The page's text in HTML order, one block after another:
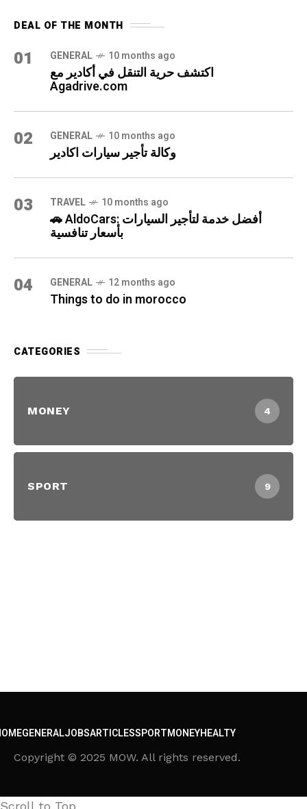
DEAL OF THE MONTH
01 GENERAL 10 months ago
اكتشف حرية التنقل في أكادير مع
Agadrive.com
02 GENERAL 10 months ago
وكالة تأجير سيارات اكادير
03 TRAVEL 10 months ago
🚗 AldoCars: أفضل خدمة لتأجير السيارات
بأسعار تنافسية
04 GENERAL 12 months ago
Things to do in morocco
CATEGORIES
MONEY 4
SPORT 9
GENERALJOBSARTICLESSPORTMONEYHEALTY
Copyright © 2025 MOW. All rights reserved.
Scroll to Top